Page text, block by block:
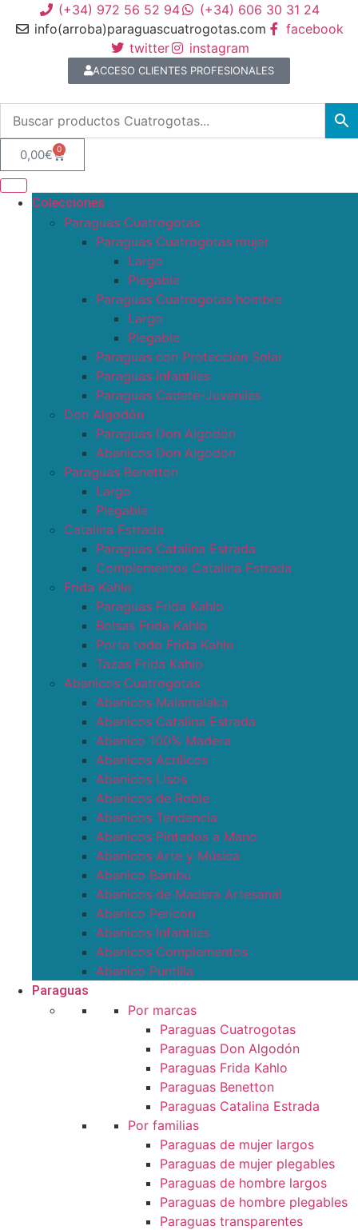
(+34) 972 56 52 94
(+34) 606 30 31 24
info(arroba)paraguascuatrogotas.com
facebook
twitter
instagram
ACCESO CLIENTES PROFESIONALES
0,00€ 0
Colecciones
Paraguas Cuatrogotas
Paraguas Cuatrogotas mujer
Largo
Plegable
Paraguas Cuatrogotas hombre
Largo
Plegable
Paraguas con Protección Solar
Paraguas infantiles
Paraguas Cadete-Juveniles
Don Algodón
Paraguas Don Algodón
Abanicos Don Algodon
Paraguas Benetton
Largo
Plegable
Catalina Estrada
Paraguas Catalina Estrada
Complementos Catalina Estrada
Frida Kahlo
Paraguas Frida Kahlo
Bolsas Frida Kahlo
Porta todo Frida Kahlo
Tazas Frida Kahlo
Abanicos Cuatrogotas
Abanicos Malamalaka
Abanicos Catalina Estrada
Abanico 100% Madera
Abanicos Acrílicos
Abanicos Lisos
Abanicos de Roble
Abanicos Tendencia
Abanicos Pintados a Mano
Abanicos Arte y Música
Abanico Bambú
Abanicos de Madera Artesanal
Abanico Pericon
Abanicos Infantiles
Abanicos Complementos
Abanico Puntilla
Paraguas
Por marcas
Paraguas Cuatrogotas
Paraguas Don Algodón
Paraguas Frida Kahlo
Paraguas Benetton
Paraguas Catalina Estrada
Por familias
Paraguas de mujer largos
Paraguas de mujer plegables
Paraguas de hombre largos
Paraguas de hombre plegables
Paraguas transparentes